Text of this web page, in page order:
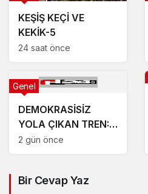
KEŞİŞ KEÇİ VE
KEKİK-5
24 saat önce
DEMOKRASİSİZ
YOLA ÇIKAN TREN:
ÇERÇEVE YASANIN
Genel
2 gün önce
Bir Cevap Yaz